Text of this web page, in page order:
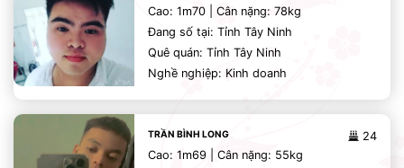
Cao: 1m70 | Cân nặng: 78kg
Đang số tại: Tỉnh Tây Ninh
Quê quán: Tỉnh Tây Ninh
Nghề nghiệp: Kinh doanh
24
TRẦN BÌNH LONG
Cao: 1m69 | Cân nặng: 55kg